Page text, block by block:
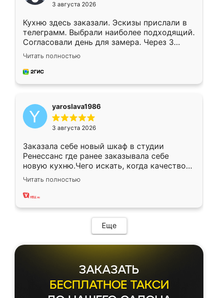
3 августа 2026
Кухню здесь заказали. Эскизы прислали в
телеграмм. Выбрали наиболее подходящий.
Согласовали день для замера. Через 3
недели кухня была уже готова. Остались
довольны работой. Спасибо Ренессанс
мебель за качественную работу!
Читать полностью
yaroslava1986
3 августа 2026
Заказала себе новый шкаф в студии
Ренессанс где ранее заказывала себе
новую кухню.Чего искать, когда качеством
вполне довольна. Служит кухня уже почти
два года, нареканий нет.
Читать полностью
Еще
ЗАКАЗАТЬ
БЕСПЛАТНОЕ ТАКСИ